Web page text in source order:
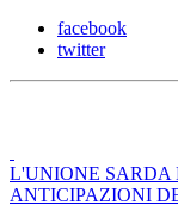
facebook
twitter
L'UNIONE
ANTICIPAZIONI